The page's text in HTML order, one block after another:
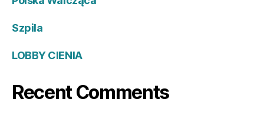
Szpila
LOBBY CIENIA
Recent Comments